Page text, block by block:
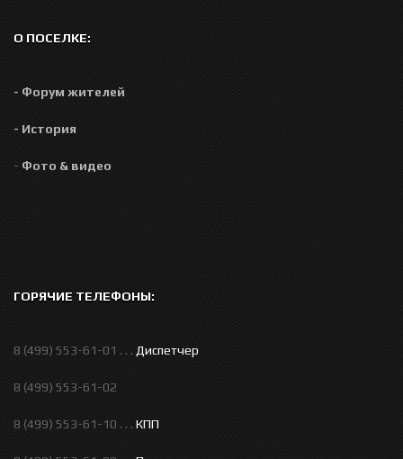
О ПОСЕЛКЕ:
- Форум жителей
- История
- Фото & видео
ГОРЯЧИЕ ТЕЛЕФОНЫ:
8 (499) 553-61-01 . . . Диспетчер
8 (499) 553-61-02
8 (499) 553-61-10 . . . КПП